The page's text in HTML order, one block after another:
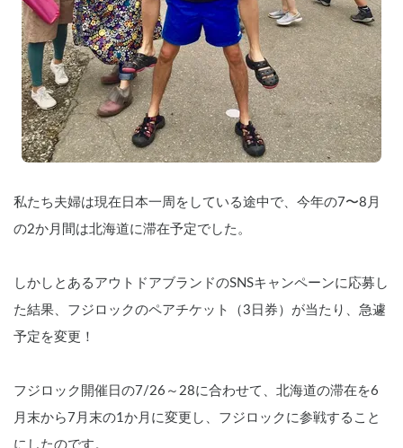
私たち夫婦は現在日本一周をしている途中で、今年の7〜8月
の2か月間は北海道に滞在予定でした。
しかしとあるアウトドアブランドのSNSキャンペーンに応募し
た結果、フジロックのペアチケット（3日券）が当たり、急遽
予定を変更！
フジロック開催日の7/26～28に合わせて、北海道の滞在を6
月末から7月末の1か月に変更し、フジロックに参戦すること
にしたのです。